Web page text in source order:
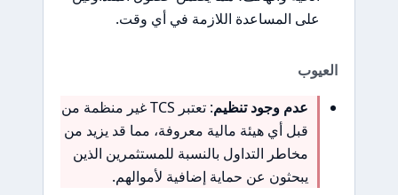
على المساعدة اللازمة في أي وقت.
العيوب
عدم وجود تنظيم
: تعتبر TCS غير منظمة من
قبل أي هيئة مالية معروفة، مما قد يزيد من
مخاطر التداول بالنسبة للمستثمرين الذين
يبحثون عن حماية إضافية لأموالهم.